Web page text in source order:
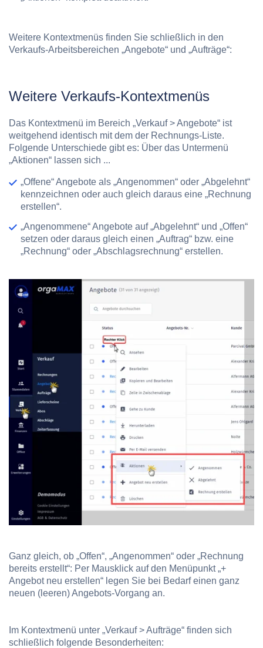
Weitere Kontextmenüs finden Sie schließlich in den
Verkaufs-Arbeitsbereichen „Angebote“ und „Aufträge“:
Weitere Verkaufs-Kontextmenüs
Das Kontextmenü im Bereich „Verkauf > Angebote“ ist
weitgehend identisch mit dem der Rechnungs-Liste.
Folgende Unterschiede gibt es: Über das Untermenü
„Aktionen“ lassen sich ...
„Offene“ Angebote als „Angenommen“ oder „Abgelehnt“
kennzeichnen oder auch gleich daraus eine „Rechnung
erstellen“.
„Angenommene“ Angebote auf „Abgelehnt“ und „Offen“
setzen oder daraus gleich einen „Auftrag“ bzw. eine
„Rechnung“ oder „Abschlagsrechnung“ erstellen.
Ganz gleich, ob „Offen“, „Angenommen“ oder „Rechnung
bereits erstellt“: Per Mausklick auf den Menüpunkt„+
Angebot neu erstellen“ legen Sie bei Bedarf einen ganz
neuen (leeren) Angebots-Vorgang an.
Im Kontextmenü unter „Verkauf > Aufträge“ finden sich
schließlich folgende Besonderheiten: